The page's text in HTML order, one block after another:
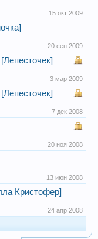
15 окт 2009
20 сен 2009
3 мар 2009
7 дек 2008
20 ноя 2008
13 июн 2008
Кристофер]
24 апр 2008